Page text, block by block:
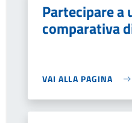
Partecipare a
comparativa
VAI ALLA PAGINA